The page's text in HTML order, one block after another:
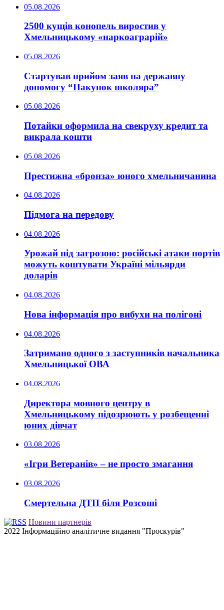
05.08.2026
2500 кущів конопель виростив у
Хмельницькому «наркоаграрій»
05.08.2026
Стартував прийом заяв на державну
допомогу “Пакунок школяра”
05.08.2026
Потайки оформила на свекруху кредит та
викрала кошти
05.08.2026
Престижна «бронза» юного хмельничанина
04.08.2026
Підмога на передову
04.08.2026
Урожай під загрозою: російські атаки портів
можуть коштувати Україні мільярди
доларів
04.08.2026
Нова інформація про вибухи на полігоні
04.08.2026
Затримано одного з заступників начальника
Хмельницької ОВА
04.08.2026
Директора мовного центру в
Хмельницькому підозрюють у розбещенні
юних дівчат
03.08.2026
«Ігри Ветеранів» – не просто змагання
03.08.2026
Смертельна ДТП біля Розсоші
Новини партнерів
2022 Інформаційно аналітичне видання "Проскурів"